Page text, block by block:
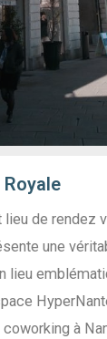
Royale
lieu de rendez
une
lieu
à